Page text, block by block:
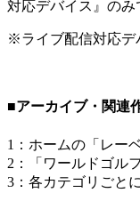
対応デバイス』のみ
※ライブ配信対応デ
■アーカイブ・関連
1：ホームの「レー
2：「ワールドゴル
3：各カテゴリごと